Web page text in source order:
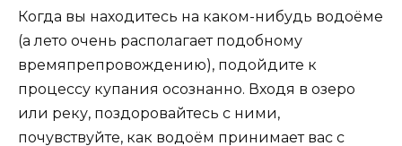
Когда вы находитесь на каком-нибудь водоёме
(а лето очень располагает подобному
времяпрепровождению), подойдите к
процессу купания осознанно. Входя в озеро
или реку, поздоровайтесь с ними,
почувствуйте, как водоём принимает вас с